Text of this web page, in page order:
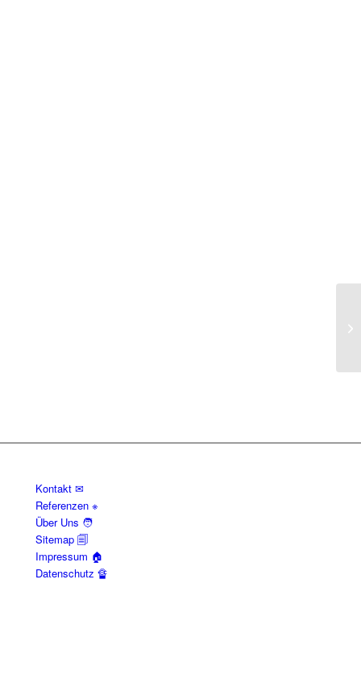
Kontakt ✉
Referenzen ※
Über Uns 🧑
Sitemap 🗐
Impressum 🏠
Datenschutz 🔏